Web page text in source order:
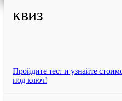
квиз
Пройдите тест и узнайте
под ключ!